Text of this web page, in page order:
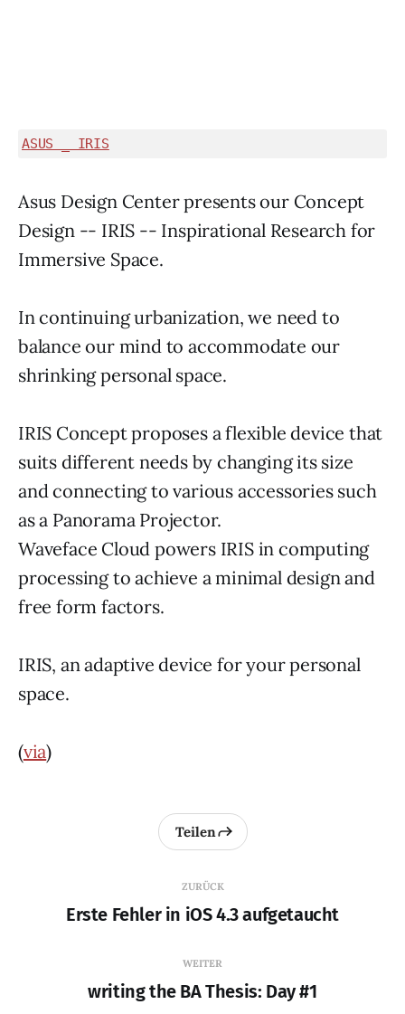
ASUS _ IRIS
Asus Design Center presents our Concept
Design -- IRIS -- Inspirational Research for
Immersive Space.
In continuing urbanization, we need to
balance our mind to accommodate our
shrinking personal space.
IRIS Concept proposes a flexible device that
suits different needs by changing its size
and connecting to various accessories such
as a Panorama Projector.
Waveface Cloud powers IRIS in computing
processing to achieve a minimal design and
free form factors.
IRIS, an adaptive device for your personal
space.
(via)
ZURÜCK
Erste Fehler in iOS 4.3 aufgetaucht
Teilen
WEITER
writing the BA Thesis: Day #1